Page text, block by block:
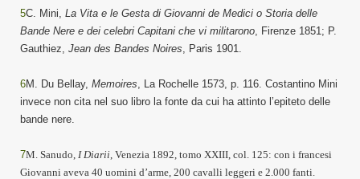
5C. Mini, La Vita e le Gesta di Giovanni de Medici o Storia delle
Bande Nere e dei celebri Capitani che vi militarono , Firenze 1851; P.
Gauthiez, Jean des Bandes Noires , Paris 1901.
6M. Du Bellay, Memoires , La Rochelle 1573, p. 116. Costantino Mini
invece non cita nel suo libro la fonte da cui ha attinto l’epiteto delle
bande nere.
7M. Sanudo, I Diarii , Venezia 1892 , tomo XXIII col. 125: con i francesi
Giovanni aveva 40 uomini d’arme, 200 cavalli leggeri e 2.000 fanti.